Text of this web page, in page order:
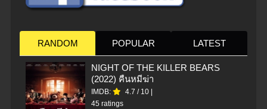
RANDOM POPULAR LATEST
NIGHT OF THE KILLER BEARS
(2022) คืนหมีฆ่า
IMDB: 4.7 / 10
45 ratings